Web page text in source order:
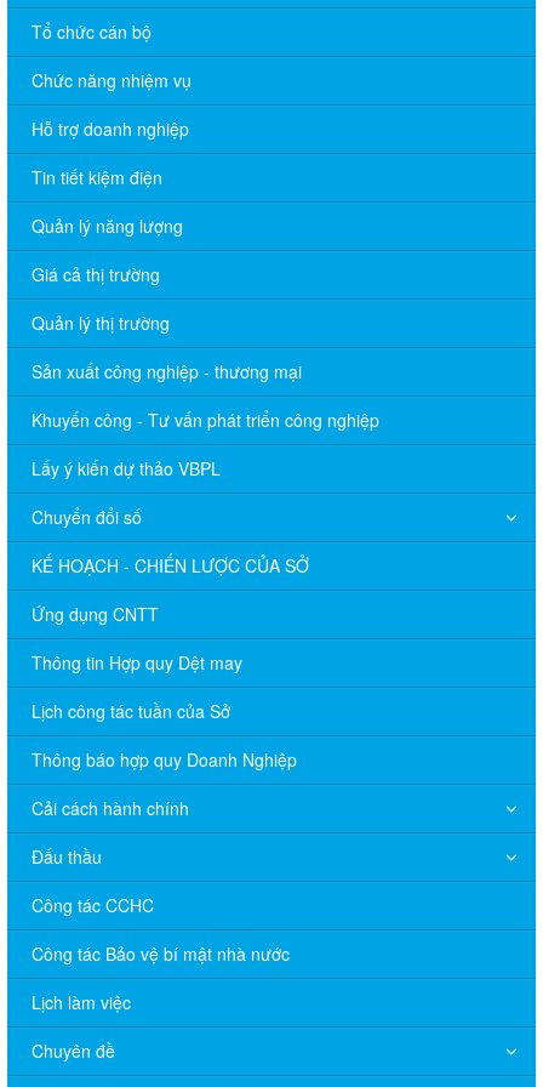
Tổ chức cán bộ
Chức năng nhiệm vụ
Hỗ trợ doanh nghiệp
Tin tiết kiệm điện
Quản lý năng lượng
Giá cả thị trường
Quản lý thị trường
Sản xuất công nghiệp - thương mại
Khuyến công - Tư vấn phát triển công nghiệp
Lấy ý kiến dự thảo VBPL
Chuyển đổi số
KẾ HOẠCH - CHIẾN LƯỢC CỦA SỞ
Ứng dụng CNTT
Thông tin Hợp quy Dệt may
Lịch công tác tuần của Sở
Thông báo hợp quy Doanh Nghiệp
Cải cách hành chính
Đấu thầu
Công tác CCHC
Công tác Bảo vệ bí mật nhà nước
Lịch làm việc
Chuyên đề